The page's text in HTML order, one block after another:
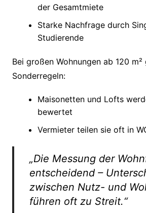
der Gesamtmiete
Starke Nachfrage durch
Studierende
Bei großen Wohnungen ab 120 m²
Sonderregeln:
Maisonetten und Lofts
bewertet
Vermieter teilen sie oft in
„Die Messung der
entscheidend –
zwischen Nutz- und
führen oft zu Streit.“